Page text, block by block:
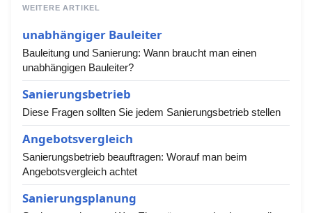
WEITERE ARTIKEL
unabhängiger Bauleiter
Bauleitung und Sanierung: Wann braucht man einen
unabhängigen Bauleiter?
Sanierungsbetrieb
Diese Fragen sollten Sie jedem Sanierungsbetrieb stellen
Angebotsvergleich
Sanierungsbetrieb beauftragen: Worauf man beim
Angebotsvergleich achtet
Sanierungsplanung